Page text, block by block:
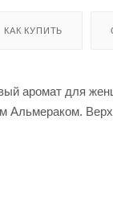
КАК КУПИТЬ
аромат для
Альмераком.